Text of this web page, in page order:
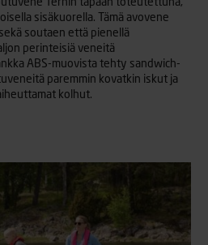
Terhin tapaan toteutettuna,
sisäkuorella. Tämä avovene
soutaen että pienellä
perinteisiä veneitä
ABS-muovista tehty sandwich-
paremmin kovatkin iskut ja
kolhut.